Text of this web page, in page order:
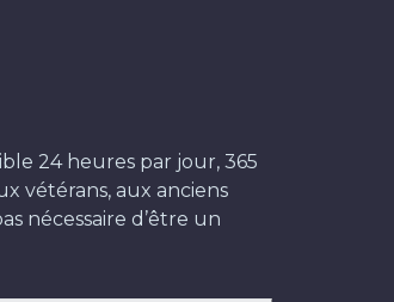
24 heures par jour, 365
vétérans, aux anciens
nécessaire d’être un